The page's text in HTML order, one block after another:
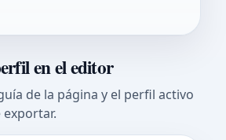
en el editor
de la página y el perfil activo